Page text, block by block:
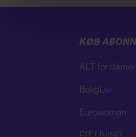
KØB
ALT for
BoligLiv
Eurowoman